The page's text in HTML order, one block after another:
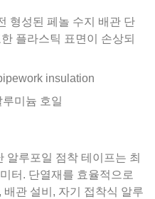
형성된 페놀 수지 배관 단
플라스틱 표면이 손상되
미늄 호일
알루포일 점착 테이프는 최
터. 단열재를 효율적으로
관 설비, 자기 접착식 알루